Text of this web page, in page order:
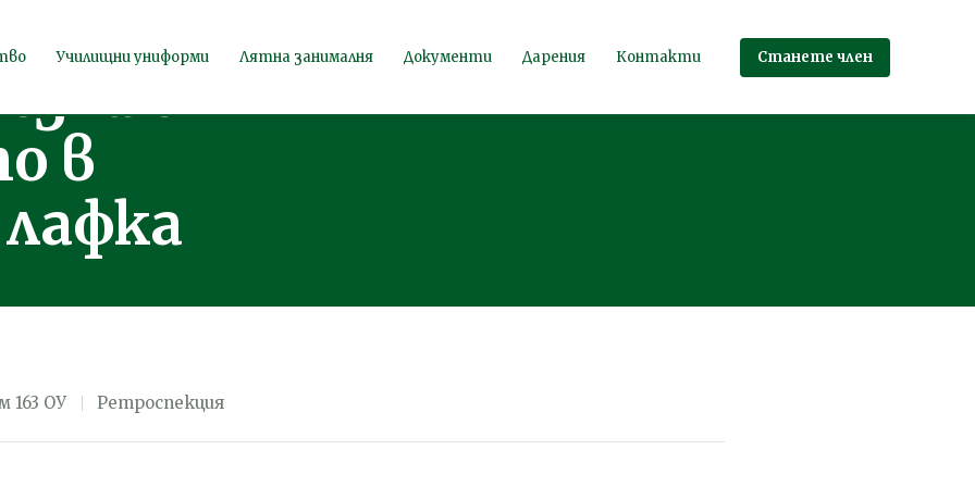
Училищни униформи Лятна занималня Документи Дарения Контакти Станете член
на Район
с
в
163 ОУ Ретроспекция